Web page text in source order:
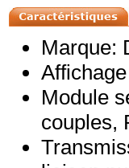
Marque:
Module
couples,